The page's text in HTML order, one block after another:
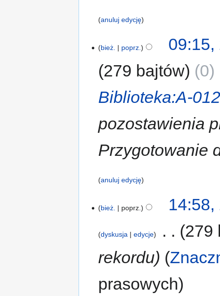
anuluj edycję
bież. poprz.
09:15,
279 bajtów
0
Biblioteka:A-
pozostawienia
Przygotowanie
anuluj edycję
bież. poprz. 14:58,
dyskusja edycje
279
rekordu
prasowych